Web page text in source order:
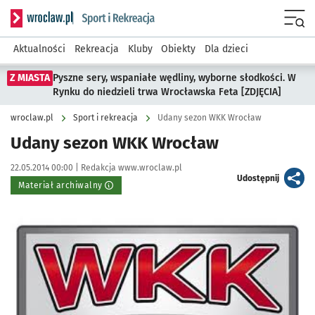
Serwis informacyjny wroclaw.pl podserwis: Sport i rekreacja
Aktualności Rekreacja Kluby Obiekty Dla dzieci
Z MIASTA Pyszne sery, wspaniałe wędliny, wyborne słodkości. W
Rynku do niedzieli trwa Wrocławska Feta [ZDJĘCIA]
wroclaw.pl Sport i rekreacja Udany sezon WKK Wrocław
Udany sezon WKK Wrocław
Data publikacji:
22.05.2014 00:00 | Autor:
Redakcja www.wroclaw.pl
Materiał archiwalny
Udostępnijartykuł